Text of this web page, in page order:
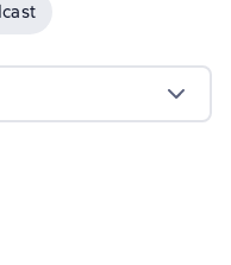
0 на основе 0 оценок